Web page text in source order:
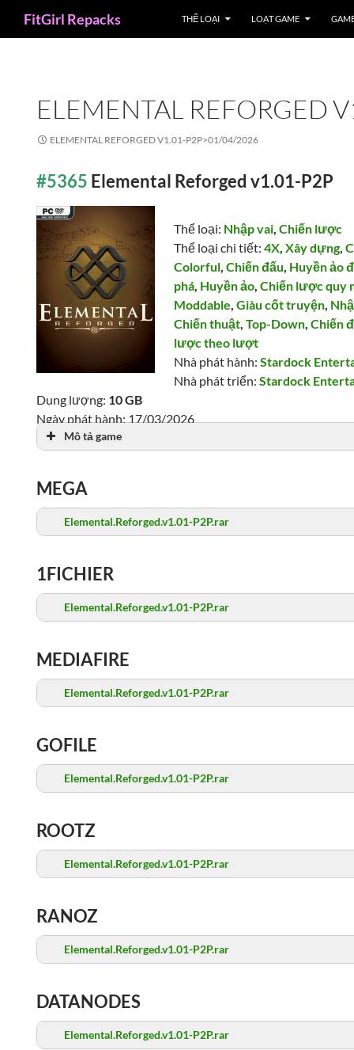
FitGirl Repacks THỂ LOẠI LOẠT GAME
ELEMENTAL REFORGED
ELEMENTAL REFORGED V1.01-P2P>01/04/2026
#5365 Elemental Reforged v1.01-P2P
Thể loại: Nhập vai,Chiến lược
Thể loại chi tiết:4X,Xây dựng,
Colorful,Chiến đấu, Huyền ảo
phá, Huyền ảo,Chiến lược quy
Moddable,Giàu cốt truyện,
Chiến thuật,Top-Down,Chiến
lược theo lượt
Nhà phát hành:Stardock
Nhà phát triển:Stardock
Dung lượng: 10 GB
Ngày phát hành: 17/03/2026
Lượt xem: 1,421
Mô tả game
MEGA
Elemental.Reforged.v1.01-P2P.rar
1FICHIER
Elemental.Reforged.v1.01-P2P.rar
MEDIAFIRE
Elemental.Reforged.v1.01-P2P.rar
GOFILE
Elemental.Reforged.v1.01-P2P.rar
ROOTZ
Elemental.Reforged.v1.01-P2P.rar
RANOZ
Elemental.Reforged.v1.01-P2P.rar
DATANODES
Elemental.Reforged.v1.01-P2P.rar